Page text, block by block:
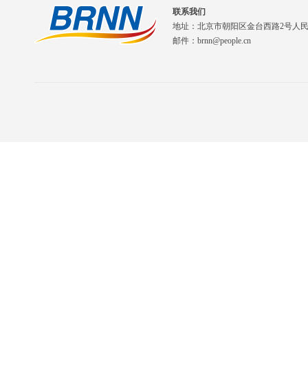
联系我们
地址：北京市朝阳区金台西路2号人
邮件：brnn@people.cn